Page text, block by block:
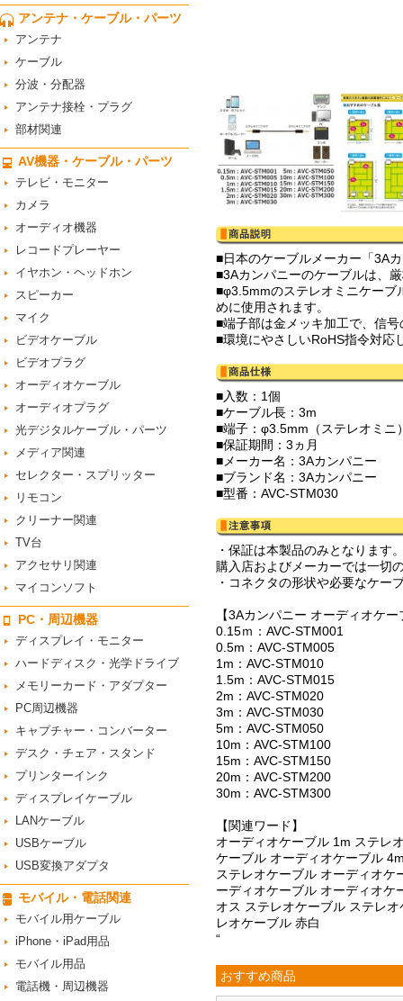
アンテナ・ケーブル・パーツ
アンテナ
ケーブル
分波・分配器
アンテナ接栓・プラグ
部材関連
AV機器・ケーブル・パーツ
テレビ・モニター
カメラ
オーディオ機器
レコードプレーヤー
イヤホン・ヘッドホン
スピーカー
マイク
ビデオケーブル
ビデオプラグ
オーディオケーブル
オーディオプラグ
光デジタルケーブル・パーツ
メディア関連
セレクター・スプリッター
リモコン
クリーナー関連
TV台
アクセサリ関連
マイコンソフト
PC・周辺機器
ディスプレイ・モニター
ハードディスク・光学ドライブ
メモリーカード・アダプター
PC周辺機器
キャプチャー・コンバーター
デスク・チェア・スタンド
プリンターインク
ディスプレイケーブル
LANケーブル
USBケーブル
USB変換アダプタ
モバイル・電話関連
モバイル用ケーブル
iPhone・iPad用品
モバイル用品
電話機・周辺機器
■日本のケーブルメーカー「3A
■3Aカンパニーのケーブルは、
■φ3.5mmのステレオミニケーブ
めに使用されます。
■端子部は金メッキ加工で、信
■環境にやさしいRoHS指令対応
■入数：1個
■ケーブル長：3m
■端子：φ3.5mm（ステレオミニ
■保証期間：3ヵ月
■メーカー名：3Aカンパニー
■ブランド名：3Aカンパニー
■型番：AVC-STM030
・保証は本製品のみとなります
購入店およびメーカーでは一切
・コネクタの形状や必要なケー
【3Aカンパニー オーディオケ
0.15ｍ：AVC-STM001
0.5m：AVC-STM005
1m：AVC-STM010
1.5m：AVC-STM015
2m：AVC-STM020
3m：AVC-STM030
5m：AVC-STM050
10m：AVC-STM100
15m：AVC-STM150
20m：AVC-STM200
30m：AVC-STM300
【関連ワード】
オーディオケーブル 1m ステレ
ケーブル オーディオケーブル
ステレオケーブル オーディオ
ーディオケーブル オーディオ
オス ステレオケーブル ステレ
レオケーブル 赤白
“
おすすめ商品